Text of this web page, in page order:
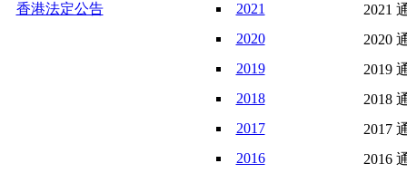
香港法定公告
2021
2021
2020
2020
2019
2019
2018
2018
2017
2017
2016
2016